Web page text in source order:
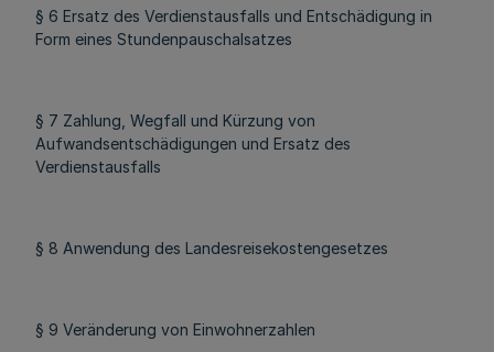
§ 6 Ersatz des Verdienstausfalls und Entschädigung in
Form eines Stundenpauschalsatzes
§ 7 Zahlung, Wegfall und Kürzung von
Aufwandsentschädigungen und Ersatz des
Verdienstausfalls
§ 8 Anwendung des Landesreisekostengesetzes
§ 9 Veränderung von Einwohnerzahlen